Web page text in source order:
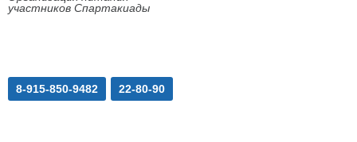
участников Спартакиады
8-915-850-9482 22-80-90